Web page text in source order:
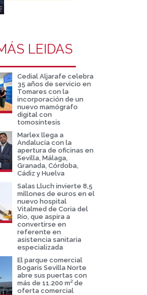
LEIDAS
Cedial Aljarafe celebra
35 años de servicio en
Tomares con la
incorporación de un
nuevo mamógrafo
digital con
tomosíntesis
Marlex llega a
Andalucía con la
apertura de oficinas en
Sevilla, Málaga,
Granada, Córdoba,
Cádiz y Huelva
Salas Lluch invierte 8,5
millones de euros en el
nuevo hospital
Vitalmed de Coria del
Río, que aspira a
convertirse en
referente en
asistencia sanitaria
especializada
El parque comercial
Bogaris Sevilla Norte
abre sus puertas con
más de 11.200 m² de
oferta comercial